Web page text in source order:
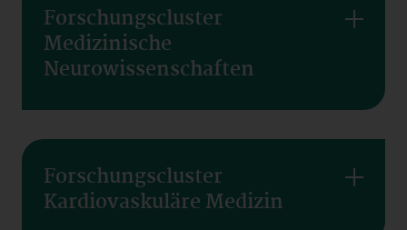
Forschungscluster
Medizinische
Neurowissenschaften
Forschungscluster
Kardiovaskuläre Medizin